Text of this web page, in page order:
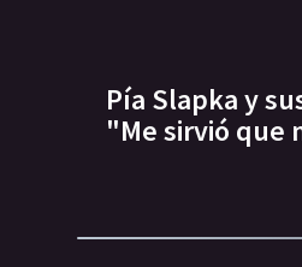
Pía Slapka y
"Me sirvió que